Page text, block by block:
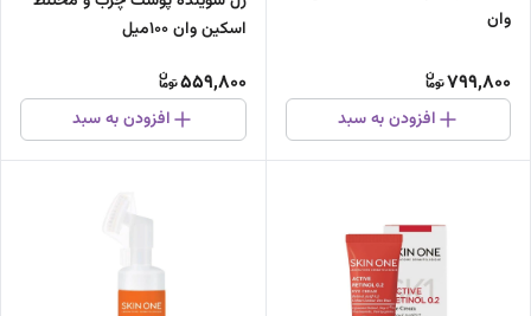
وان
799,800
افزودن به سبد
اسکین وان 100میل
559,800
افزودن به سبد